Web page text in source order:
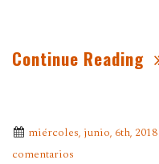
Continue Reading
miércoles, junio, 6th, 2018
comentarios